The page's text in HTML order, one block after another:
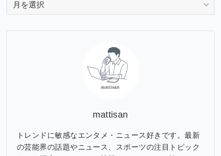
mattisan
トレンドに敏感なエンタメ・ニュース好きです。最新
の芸能界の話題やニュース、スポーツの注目トピック